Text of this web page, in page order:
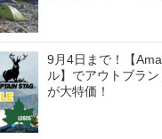
9月4日まで！【
ル】でアウトブラ
が大特価！